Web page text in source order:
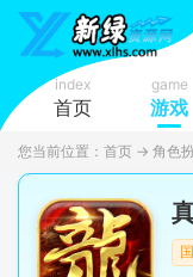
index
首页
game
游戏
您当前位置： 首页 → 角色